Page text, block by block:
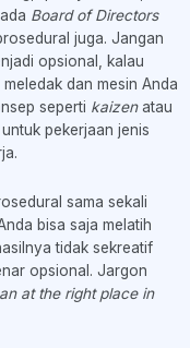
Board of Directors
juga. Jangan
opsional, kalau
dan mesin Anda
seperti kaizenatau
pekerjaan jenis
sama sekali
bisa saja melatih
tidak sekreatif
opsional. Jargon
at the right place in